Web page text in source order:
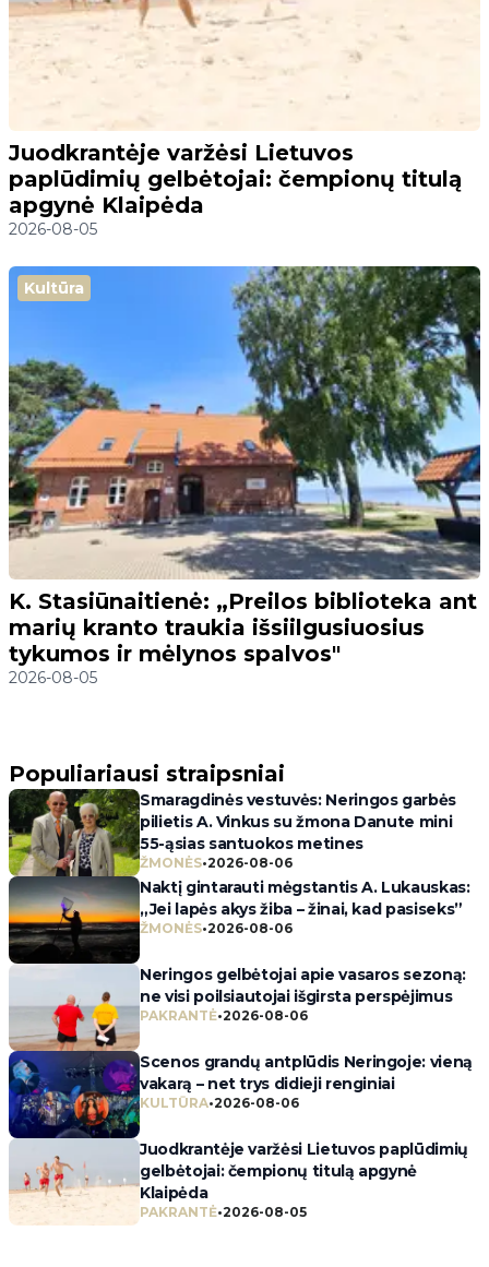
Juodkrantėje varžėsi Lietuvos
paplūdimių gelbėtojai: čempionų titulą
apgynė Klaipėda
2026-08-05
Kultūra
K. Stasiūnaitienė: „Preilos biblioteka ant
marių kranto traukia išsiilgusiuosius
tykumos ir mėlynos spalvos"
2026-08-05
Populiariausi straipsniai
Smaragdinės vestuvės: Neringos garbės
pilietis A. Vinkus su žmona Danute mini
55-ąsias santuokos metines
ŽMONĖS•2026-08-06
Naktį gintarauti mėgstantis A. Lukauskas:
„Jei lapės akys žiba – žinai, kad pasiseks”
ŽMONĖS•2026-08-06
Neringos gelbėtojai apie vasaros sezoną:
ne visi poilsiautojai išgirsta perspėjimus
PAKRANTĖ•2026-08-06
Scenos grandų antplūdis Neringoje: vieną
vakarą – net trys didieji renginiai
KULTŪRA•2026-08-06
Juodkrantėje varžėsi Lietuvos paplūdimių
gelbėtojai: čempionų titulą apgynė
Klaipėda
PAKRANTĖ•2026-08-05